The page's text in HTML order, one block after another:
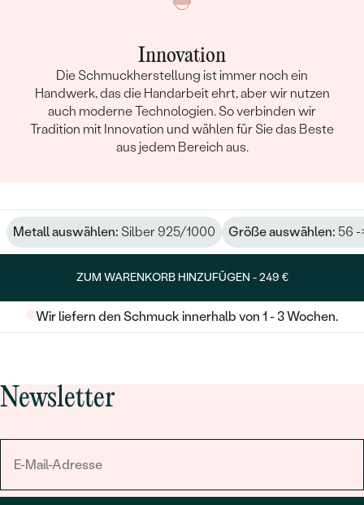
Innovation
Die Schmuckherstellung ist immer noch ein
Handwerk, das die Handarbeit ehrt, aber wir nutzen
auch moderne Technologien. So verbinden wir
Tradition mit Innovation und wählen für Sie das Beste
aus jedem Bereich aus.
Metall auswählen: Silber 925/1000 Größe auswählen: 56 -
ZUM WARENKORB HINZUFÜGEN -249 €
Wir liefern den Schmuck innerhalb von 1 - 3 Wochen.
Newsletter